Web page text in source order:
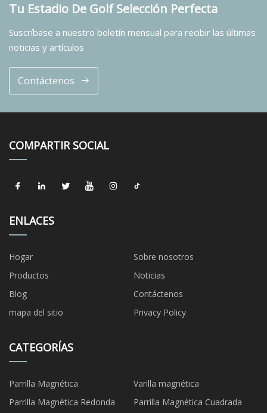
Tu Estadio De Golf Selección Perfecta
Suscríbase a nuestro boletín mensual para recibir las últimas
noticias y artículos
Contáctenos
COMPARTIR SOCIAL
ENLACES
Hogar
Sobre nosotros
Productos
Noticias
Blog
Contáctenos
mapa del sitio
Privacy Policy
CATEGORÍAS
Parrilla Magnética
Varilla magnética
Parrilla Magnética Redonda
Parrilla Magnética Cuadrada